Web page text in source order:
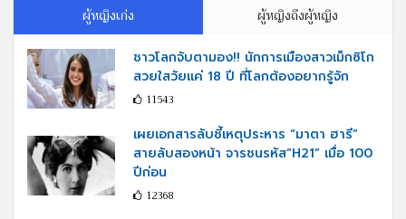
ผู้หญิงเก่ง ผู้หญิงถึงผู้หญิง
ชาวโลกจับตามอง!! นักการเมืองสาวเม็กซิโก
สวยใสวัยแค่ 18 ปี ที่โลกต้องอยากรู้จัก
11543
เผยเอกสารลับชี้เหตุประหาร “มาตา ฮารี”
สายลับสองหน้า จารชนรหัส“H21” เมื่อ 100
ปีก่อน
12368